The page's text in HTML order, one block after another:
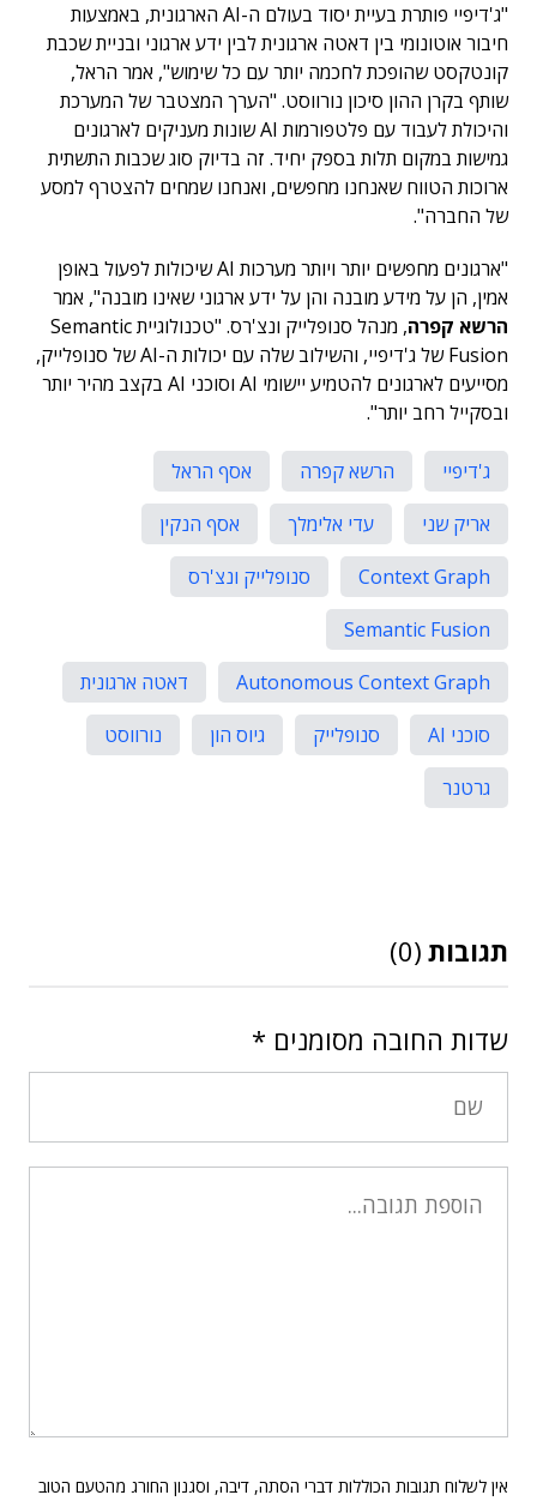
"ג'דיפיי פותרת בעיית יסוד בעולם ה-AI הארגונית, באמצעות
חיבור אוטונומי בין דאטה ארגונית לבין ידע ארגוני ובניית שכבת
קונטקסט שהופכת לחכמה יותר עם כל שימוש", אמר הראל,
שותף בקרן ההון סיכון נורווסט. "הערך המצטבר של המערכת
והיכולת לעבוד עם פלטפורמות AI שונות מעניקים לארגונים
גמישות במקום תלות בספק יחיד. זה בדיוק סוג שכבות התשתית
ארוכות הטווח שאנחנו מחפשים, ואנחנו שמחים להצטרף למסע
של החברה".
"ארגונים מחפשים יותר ויותר מערכות AI שיכולות לפעול באופן
אמין, הן על מידע מובנה והן על ידע ארגוני שאינו מובנה", אמר
הרשא קפרה
, מנהל סנופלייק ונצ'רס. "טכנולוגיית Semantic
Fusion של ג'דיפיי, והשילוב שלה עם יכולות ה-AI של סנופלייק,
מסייעים לארגונים להטמיע יישומי AI וסוכני AI בקצב מהיר יותר
ובסקייל רחב יותר".
ג'דיפיי הרשא קפרה
אסף הראל
אריק שני
עדי אלימלך
אסף הנקין
Context Graph
סנופלייק ונצ'רס
Semantic Fusion
Autonomous Context Graph
דאטה ארגונית
סוכני AI
סנופלייק גיוס הון
נורווסט
גרטנר
תגובות (0)
שדות החובה מסומנים *
אין לשלוח תגובות הכוללות דברי הסתה, דיבה, וסגנון החורג מהטעם הטוב